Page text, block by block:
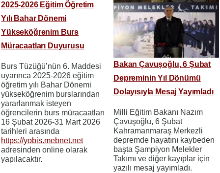
2025-2026 Eğitim Öğretim
Yılı Bahar Dönemi
Yükseköğrenim Burs
Müracaatları Duyurusu
Burs Tüzüğü’nün 6. Maddesi
uyarınca 2025-2026 eğitim
öğretim yılı Bahar Dönemi
yükseköğrenim burslarından
yararlanmak isteyen
öğrencilerin burs müracaatları
16 Şubat 2026-31 Mart 2026
tarihleri arasında
https://yobis.mebnet.net
adresinden online olarak
yapılacaktır.
Bakan Çavuşoğlu, 6 Şubat
Depreminin Yıl Dönümü
Dolayısıyla Mesaj Yayımladı
Milli Eğitim Bakanı Nazım
Çavuşoğlu, 6 Şubat
Kahramanmaraş Merkezli
depremde hayatını kaybeden
başta Şampiyon Melekler
Takımı ve diğer kayıplar için
yazılı mesaj yayımladı.